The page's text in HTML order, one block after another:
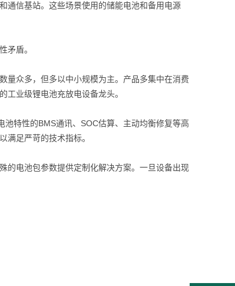
通信基站。这些场景使用的储能电池和备用电源
矛盾。
量众多，但多以中小规模为主。产品多集中在消费
工业级锂电池充放电设备龙头。
池特性的BMS通讯、SOC估算、主动均衡修复等高
满足严苛的技术指标。
的电池包参数提供定制化解决方案。一旦设备出现